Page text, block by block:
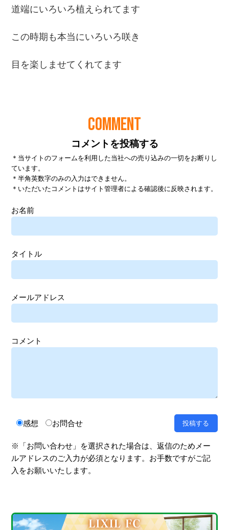
COMMENT
コメントを投稿する
＊当サイトのフォームを利用した当社への売り込みの一切をお断りし
ています。
＊半角英数字のみの入力はできません。
＊いただいたコメントはサイト管理者による確認後に反映されます。
お名前
タイトル
メールアドレス
コメント
感想 お問合せ
※「お問い合わせ」を選択された場合は、返信のためメー
ルアドレスのご入力が必須となります。お手数ですがご記
入をお願いいたします。